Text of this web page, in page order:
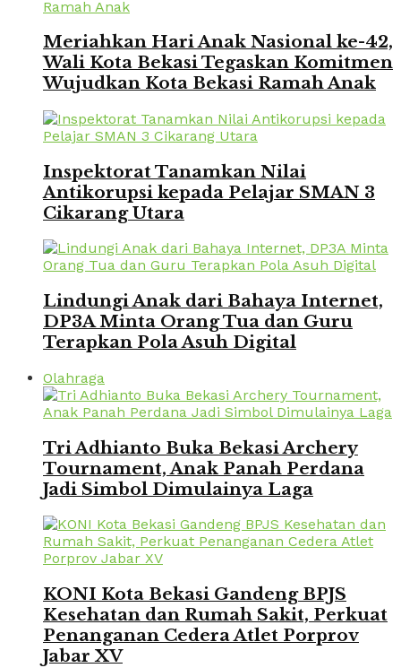
Meriahkan Hari Anak Nasional ke-42,
Wali Kota Bekasi Tegaskan Komitmen
Wujudkan Kota Bekasi Ramah Anak
Inspektorat Tanamkan Nilai
Antikorupsi kepada Pelajar SMAN 3
Cikarang Utara
Lindungi Anak dari Bahaya Internet,
DP3A Minta Orang Tua dan Guru
Terapkan Pola Asuh Digital
Olahraga
Tri Adhianto Buka Bekasi Archery
Tournament, Anak Panah Perdana
Jadi Simbol Dimulainya Laga
KONI Kota Bekasi Gandeng BPJS
Kesehatan dan Rumah Sakit, Perkuat
Penanganan Cedera Atlet Porprov
Jabar XV